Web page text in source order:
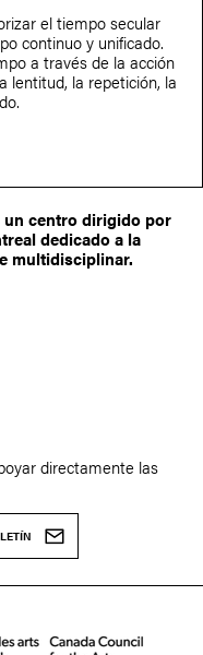
el tiempo secular
continuo y unificado.
a través de la acción
lentitud, la repetición, la
un centro dirigido por
dedicado a la
multidisciplinar.
directamente las